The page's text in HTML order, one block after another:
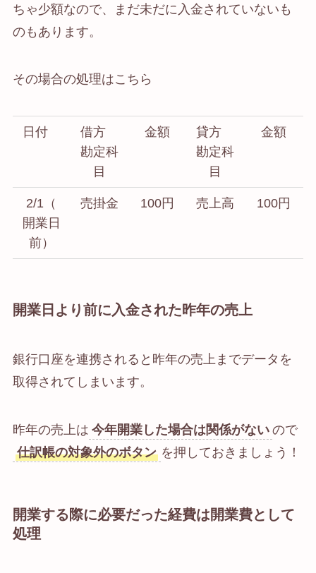
ちゃ少額なので、まだ未だに入金されていないも
のもあります。
その場合の処理はこちら
日付
借方
勘定科
目
金額
貸方
勘定科
目
金額
2/1（
開業日
前）
売掛金 100円 売上高 100円
開業日より前に入金された昨年の売上
銀行口座を連携されると昨年の売上までデータを
取得されてしまいます。
昨年の売上は 今年開業した場合は関係がない ので
仕訳帳の対象外のボタン を押しておきましょう！
開業する際に必要だった経費は開業費として
処理